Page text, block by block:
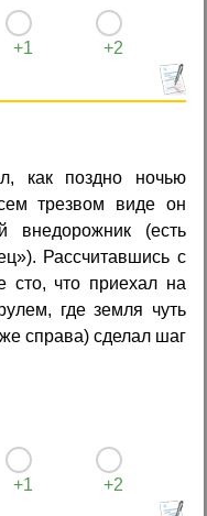
+1 +2
как поздно ночью
трезвом виде он
внедорожник (есть
Рассчитавшись с
сто, что приехал на
где земля чуть
справа) сделал шаг
+1 +2